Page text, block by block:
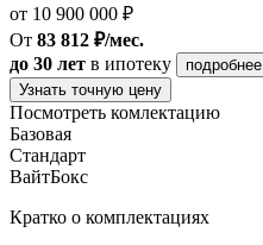
от 10 900 000 ₽
От 83 812 ₽/мес.
до 30 лет в ипотеку
подробнее
Узнать точную цену
Посмотреть комлектацию
Базовая
Стандарт
ВайтБокс
Кратко о комплектациях